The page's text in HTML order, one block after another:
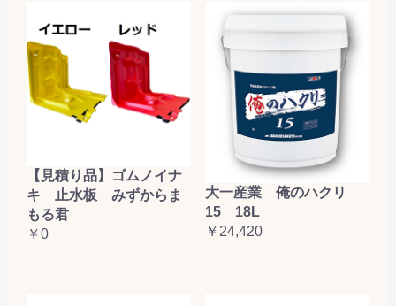
【見積り品】ゴムノイナ
キ 止水板 みずからま
もる君
￥0
大一産業 俺のハクリ
15 18L
￥24,420